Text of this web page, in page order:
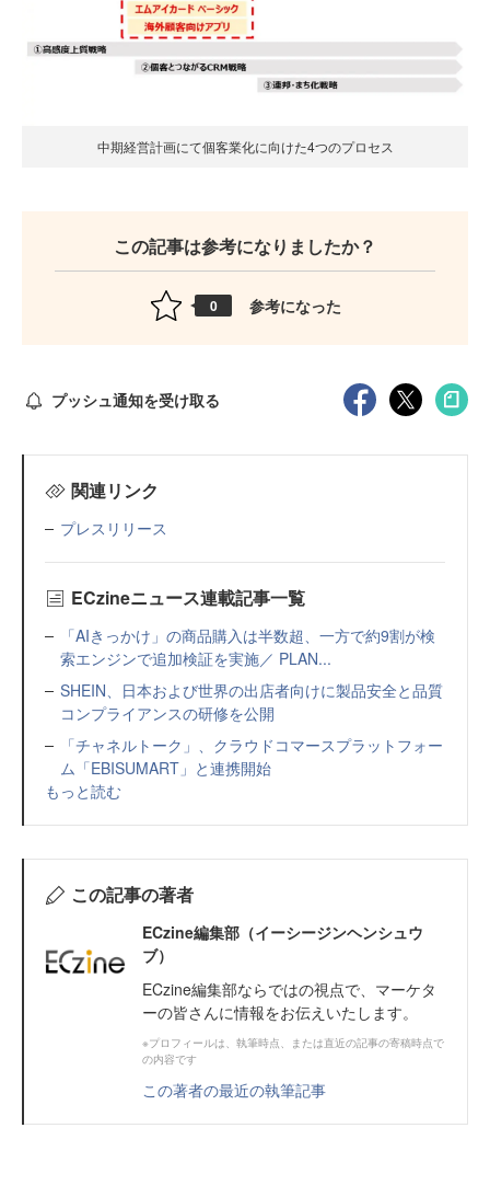
中期経営計画にて個客業化に向けた4つのプロセス
この記事は参考になりましたか？
0 参考になった
プッシュ通知を受け取る
関連リンク
プレスリリース
ECzineニュース連載記事一覧
「AIきっかけ」の商品購入は半数超、一方で約9割が検
索エンジンで追加検証を実施／ PLAN...
SHEIN、日本および世界の出店者向けに製品安全と品質
コンプライアンスの研修を公開
「チャネルトーク」、クラウドコマースプラットフォー
ム「EBISUMART」と連携開始
もっと読む
この記事の著者
ECzine編集部（イーシージンヘンシュウ
ブ）
ECzine編集部ならではの視点で、マーケタ
ーの皆さんに情報をお伝えいたします。
※プロフィールは、執筆時点、または直近の記事の寄稿時点で
の内容です
この著者の最近の執筆記事